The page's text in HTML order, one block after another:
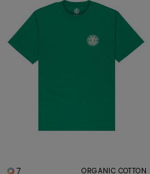
7 ORGANIC COTTON